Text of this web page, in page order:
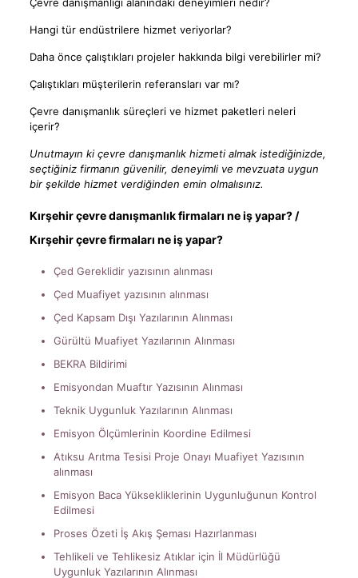
Hangi tür endüstrilere hizmet veriyorlar?
Daha önce çalıştıkları projeler hakkında bilgi verebilirler mi?
Çalıştıkları müşterilerin referansları var mı?
Çevre danışmanlık süreçleri ve hizmet paketleri neleri
içerir?
Unutmayın ki çevre danışmanlık hizmeti almak istediğinizde,
seçtiğiniz firmanın güvenilir, deneyimli ve mevzuata uygun
bir şekilde hizmet verdiğinden emin olmalısınız.
Kırşehir çevre danışmanlık firmaları ne iş yapar? /
Kırşehir çevre firmaları ne iş yapar?
Çed Gereklidir yazısının alınması
Çed Muafiyet yazısının alınması
Çed Kapsam Dışı Yazılarının Alınması
Gürültü Muafiyet Yazılarının Alınması
BEKRA Bildirimi
Emisyondan Muaftır Yazısının Alınması
Teknik Uygunluk Yazılarının Alınması
Emisyon Ölçümlerinin Koordine Edilmesi
Atıksu Arıtma Tesisi Proje Onayı Muafiyet Yazısının
alınması
Emisyon Baca Yüksekliklerinin Uygunluğunun Kontrol
Edilmesi
Proses Özeti İş Akış Şeması Hazırlanması
Tehlikeli ve Tehlikesiz Atıklar için İl Müdürlüğü
Uygunluk Yazılarının Alınması